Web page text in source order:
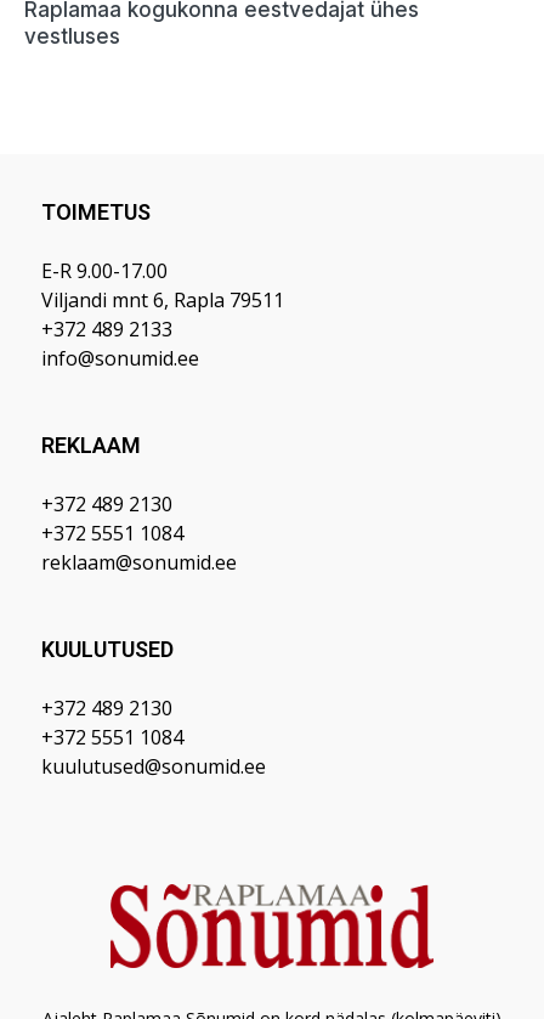
TOIMETUS
E-R 9.00-17.00
Viljandi mnt 6, Rapla 79511
+372 489 2133
info@sonumid.ee
REKLAAM
+372 489 2130
+372 5551 1084
reklaam@sonumid.ee
KUULUTUSED
+372 489 2130
+372 5551 1084
kuulutused@sonumid.ee